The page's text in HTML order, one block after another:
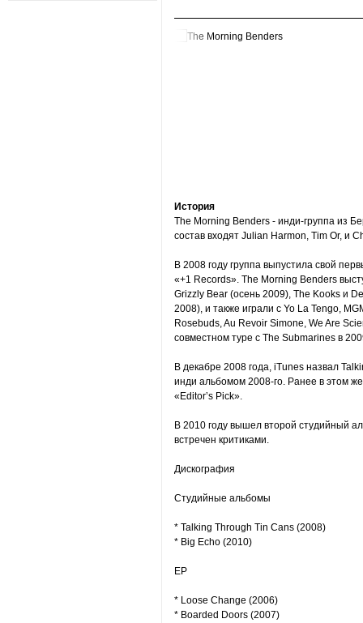
История
The Morning Benders - инди-группа из
состав входят Julian Harmon, Tim Or, и
В 2008 году группа выпустила свой
«+1 Records». The Morning Benders
Grizzly Bear (осень 2009), The Kooks и
2008), и также играли с Yo La Tengo,
Rosebuds, Au Revoir Simone, We Are
совместном туре с The Submarines в
В декабре 2008 года, iTunes назвал
инди альбомом 2008-го. Ранее в этом
«Editor’s Pick».
В 2010 году вышел второй студийный
встречен критиками.
Дискография
Студийные альбомы
* Talking Through Tin Cans (2008)
* Big Echo (2010)
EP
* Loose Change (2006)
* Boarded Doors (2007)